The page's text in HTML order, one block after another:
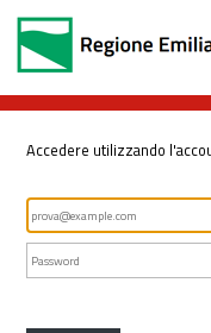
Accedere utilizzando